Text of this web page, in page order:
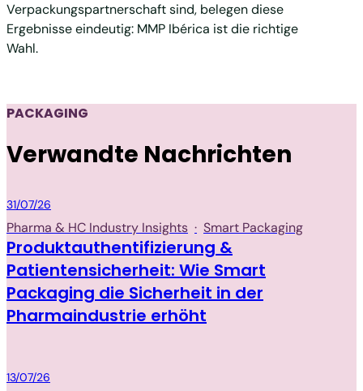
Verpackungspartnerschaft sind, belegen diese
Ergebnisse eindeutig: MMP Ibérica ist die richtige
Wahl.
PACKAGING
Verwandte Nachrichten
Packaging
31/07/26
Pharma & HC Industry Insights · Smart Packaging
Produktauthentifizierung &
Patientensicherheit: Wie Smart
Packaging die Sicherheit in der
Pharmaindustrie erhöht
Packaging
13/07/26